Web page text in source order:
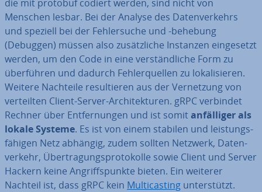
die mit protobuf codiert werden, sind nicht von
Menschen lesbar. Bei der Analyse des Da­ten­ver­kehrs
und speziell bei der Feh­ler­su­che und -behebung
(Debuggen) müssen also zu­sätz­li­che Instanzen ein­ge­setzt
werden, um den Code in eine ver­ständ­li­che Form zu
über­füh­ren und dadurch Feh­ler­quel­len zu lo­ka­li­sie­ren.
Weitere Nachteile re­sul­tie­ren aus der Ver­net­zung von
ver­teil­ten Client-Server-Ar­chi­tek­tu­ren. gRPC verbindet
Rechner über Ent­fer­nun­gen und ist somitan­fäl­li­ger als
lokale Systeme. Es ist von einem stabilen und leis­tungs­
fä­hi­gen Netz abhängig, zudem sollten Netzwerk, Da­ten­
ver­kehr, Über­tra­gungs­pro­to­kol­le sowie Client und Server
Hackern keine An­griffs­punk­te bieten. Ein weiterer
Nachteil ist, dass gRPC kein Mul­ti­cas­ting un­ter­stützt.